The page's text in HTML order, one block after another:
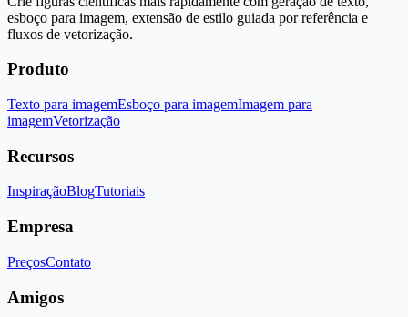
esboço para imagem, extensão de estilo guiada por referência e
fluxos de vetorização.
Produto
Texto para imagemEsboço para imagemImagem para
imagemVetorização
Recursos
InspiraçãoBlogTutoriais
Empresa
PreçosContato
Amigos